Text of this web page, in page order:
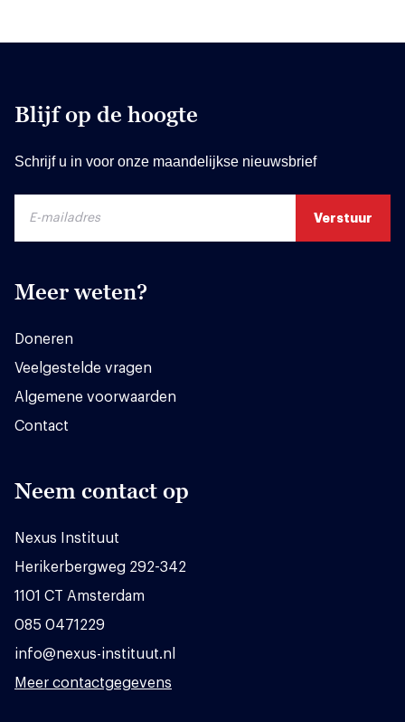
Blijf op de hoogte
Schrijf u in voor onze maandelijkse nieuwsbrief
Meer weten?
Doneren
Veelgestelde vragen
Algemene voorwaarden
Contact
Neem contact op
Nexus Instituut
Herikerbergweg 292-342
1101 CT Amsterdam
085 0471229
info@nexus-instituut.nl
Meer contactgegevens